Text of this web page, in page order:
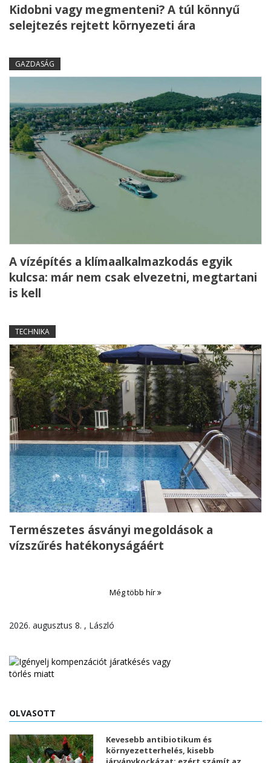
Kidobni vagy megmenteni? A túl könnyű
selejtezés rejtett környezeti ára
GAZDASÁG
A vízépítés a klímaalkalmazkodás egyik
kulcsa: már nem csak elvezetni, megtartani
is kell
TECHNIKA
Természetes ásványi megoldások a
vízszűrés hatékonyságáért
Még több hír
2026. augusztus 8. , László
OLVASOTT
Kevesebb antibiotikum és
környezetterhelés, kisebb